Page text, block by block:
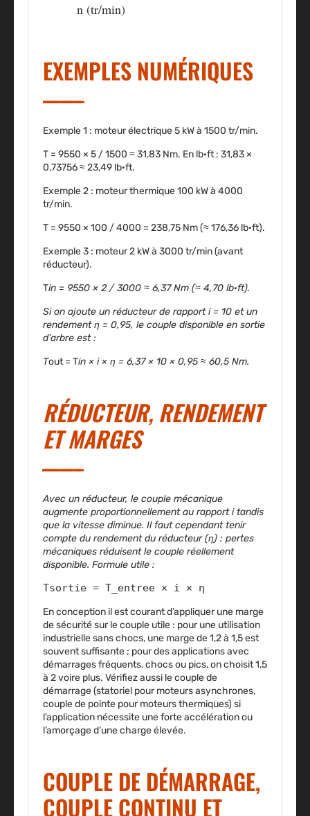
n (tr/min)
EXEMPLES NUMÉRIQUES
Exemple 1 : moteur électrique 5 kW à 1500 tr/min.
T = 9550 × 5 / 1500 ≈ 31,83 Nm. En lb·ft : 31,83 ×
0,73756 ≈ 23,49 lb·ft.
Exemple 2 : moteur thermique 100 kW à 4000
tr/min.
T = 9550 × 100 / 4000 = 238,75 Nm (≈ 176,36 lb·ft).
Exemple 3 : moteur 2 kW à 3000 tr/min (avant
réducteur).
Tin = 9550 × 2 / 3000 ≈ 6,37 Nm (≈ 4,70 lb·ft).
Si on ajoute un réducteur de rapport i = 10 et un
rendement η = 0,95, le couple disponible en sortie
d’arbre est :
Tout = Tin × i × η = 6,37 × 10 × 0,95 ≈ 60,5 Nm.
RÉDUCTEUR, RENDEMENT
ET MARGES
Avec un réducteur, le couple mécanique
augmente proportionnellement au rapport i tandis
que la vitesse diminue. Il faut cependant tenir
compte du rendement du réducteur (η) : pertes
mécaniques réduisent le couple réellement
disponible. Formule utile :
Tsortie = T_entree × i × η
En conception il est courant d’appliquer une marge
de sécurité sur le couple utile : pour une utilisation
industrielle sans chocs, une marge de 1,2 à 1,5 est
souvent suffisante ; pour des applications avec
démarrages fréquents, chocs ou pics, on choisit 1,5
à 2 voire plus. Vérifiez aussi le couple de
démarrage (statoriel pour moteurs asynchrones,
couple de pointe pour moteurs thermiques) si
l’application nécessite une forte accélération ou
l’amorçage d’une charge élevée.
COUPLE DE DÉMARRAGE,
COUPLE CONTINU ET